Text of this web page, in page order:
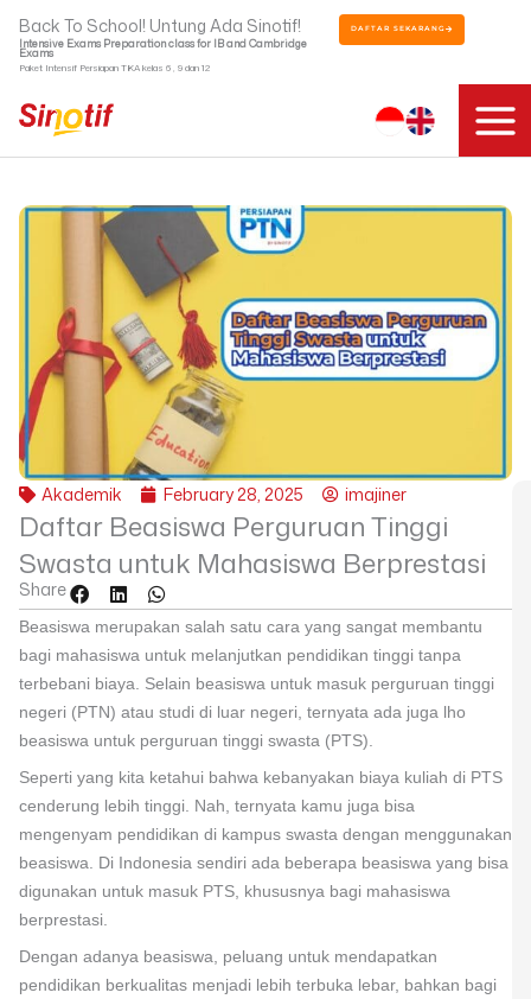
Back To School! Untung Ada Sinotif!
Intensive Exams Preparation class for IB and Cambridge
Exams
Paket Intensif Persiapan TKA kelas 6 , 9 dan 12
DAFTAR SEKARANG
content
Akademik February 28, 2025 imajiner
Daftar Beasiswa Perguruan Tinggi
Swasta untuk Mahasiswa Berprestasi
Share
Beasiswa merupakan salah satu cara yang sangat membantu
bagi mahasiswa untuk melanjutkan pendidikan tinggi tanpa
terbebani biaya. Selain beasiswa untuk masuk perguruan tinggi
negeri (PTN) atau studi di luar negeri, ternyata ada juga lho
beasiswa untuk perguruan tinggi swasta (PTS).
Seperti yang kita ketahui bahwa kebanyakan biaya kuliah di PTS
cenderung lebih tinggi. Nah, ternyata kamu juga bisa
mengenyam pendidikan di kampus swasta dengan menggunakan
beasiswa. Di Indonesia sendiri ada beberapa beasiswa yang bisa
digunakan untuk masuk PTS, khususnya bagi mahasiswa
berprestasi.
Dengan adanya beasiswa, peluang untuk mendapatkan
pendidikan berkualitas menjadi lebih terbuka lebar, bahkan bagi